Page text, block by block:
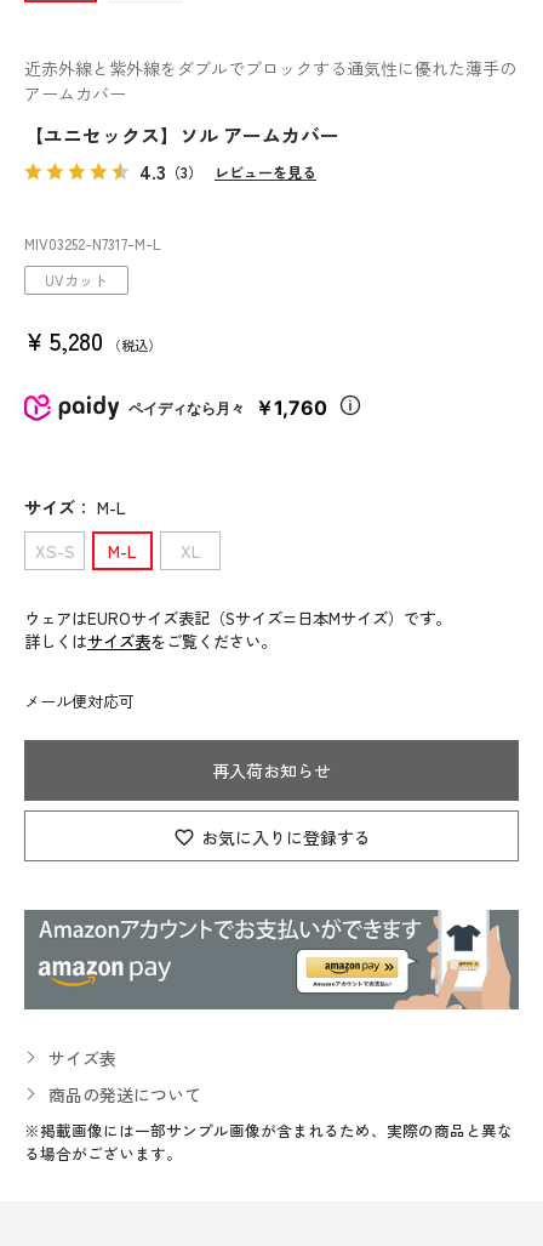
近赤外線と紫外線をダブルでブロックする通気性に優れた薄手の
アームカバー
【ユニセックス】ソル アームカバー
4.3 （3） レビューを見る
MIV03252-N7317-M-L
UVカット
¥ 5,280 税込
ペイディなら月々 ￥1,760
サイズ ： M-L
XS-S
M-L XL
ウェアはEUROサイズ表記（Sサイズ=日本Mサイズ）です。
詳しくはサイズ表をご覧ください。
メール便対応可
再入荷お知らせ
お気に入りに登録する
サイズ表
商品の発送について
※掲載画像には一部サンプル画像が含まれるため、実際の商品と異な
る場合がございます。